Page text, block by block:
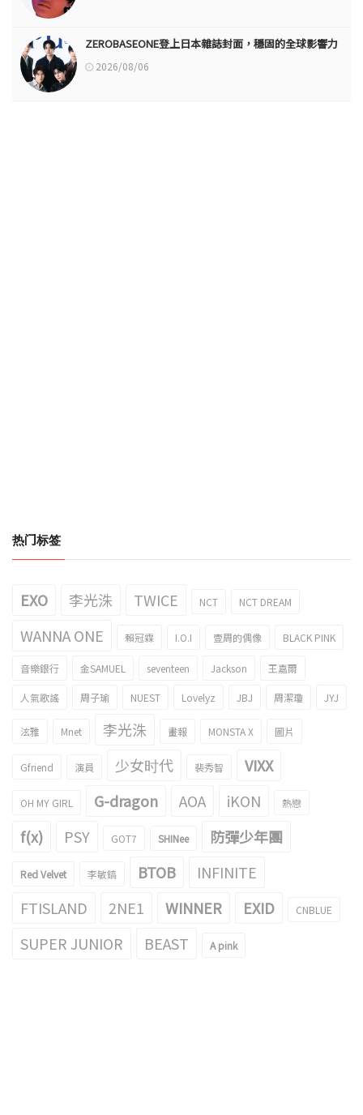
ZEROBASEONE登上日本雜誌封面，穩固的全球影響力
2026/08/06
热门标签
EXO 李光洙 TWICE NCT NCT DREAM
WANNA ONE 賴冠霖 I.O.I 壹周的偶像 BLACK PINK
音樂銀行 金SAMUEL seventeen Jackson 王嘉爾
人氣歌謠 周子瑜 NUEST Lovelyz JBJ 周潔瓊 JYJ
泫雅 Mnet 李光洙 畫報 MONSTA X 圖片
Gfriend 演員 少女时代 裴秀智 VIXX
OH MY GIRL G-dragon AOA iKON 熱戀
f(x) PSY GOT7 SHINee 防彈少年團
Red Velvet 李敏鎬 BTOB
INFINITE
FTISLAND
2NE1 WINNER EXID CNBLUE
SUPER JUNIOR BEAST A pink